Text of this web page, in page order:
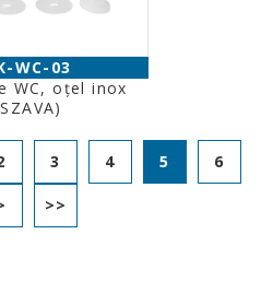
WC-03
WC, oţel inox
3 4 5 6
>>